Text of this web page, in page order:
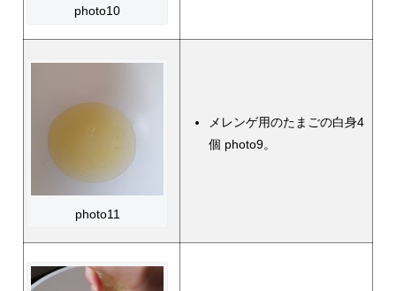
photo10
photo11
メレンゲ用のたまごの白身4
個 photo9。